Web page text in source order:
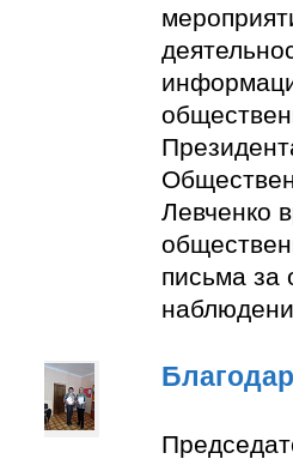
Левченко
письма за